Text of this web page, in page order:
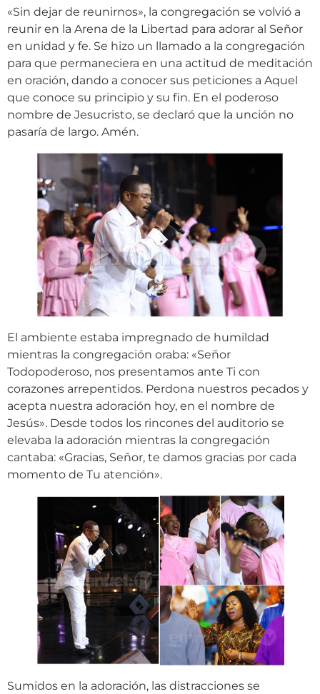
«Sin dejar de reunirnos», la congregación se volvió a
reunir en la Arena de la Libertad para adorar al Señor
en unidad y fe. Se hizo un llamado a la congregación
para que permaneciera en una actitud de meditación
en oración, dando a conocer sus peticiones a Aquel
que conoce su principio y su fin. En el poderoso
nombre de Jesucristo, se declaró que la unción no
pasaría de largo. Amén.
El ambiente estaba impregnado de humildad
mientras la congregación oraba: «Señor
Todopoderoso, nos presentamos ante Ti con
corazones arrepentidos. Perdona nuestros pecados y
acepta nuestra adoración hoy, en el nombre de
Jesús». Desde todos los rincones del auditorio se
elevaba la adoración mientras la congregación
cantaba: «Gracias, Señor, te damos gracias por cada
momento de Tu atención».
Sumidos en la adoración, las distracciones se